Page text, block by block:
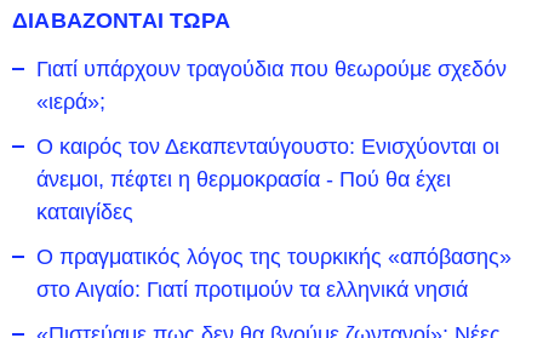
ΔΙΑΒΑΖΟΝΤΑΙ ΤΩΡΑ
Γιατί υπάρχουν τραγούδια που θεωρούμε σχεδόν
«ιερά»;
Ο καιρός τον Δεκαπενταύγουστο: Ενισχύονται οι
άνεμοι, πέφτει η θερμοκρασία - Πού θα έχει
καταιγίδες
Ο πραγματικός λόγος της τουρκικής «απόβασης»
στο Αιγαίο: Γιατί προτιμούν τα ελληνικά νησιά